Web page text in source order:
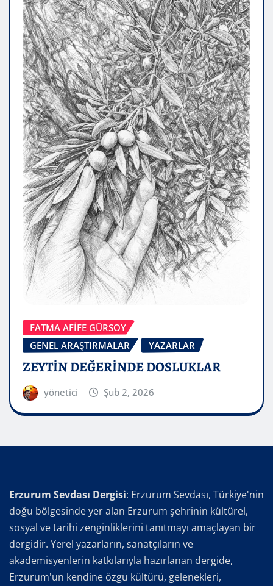
FATMA AFİFE GÜRSOY
GENEL ARAŞTIRMALAR
YAZARLAR
ZEYTİN DEĞERİNDE DOSLUKLAR
yönetici Şub 2, 2026
Erzurum Sevdası Dergisi: Erzurum Sevdası, Türkiye'nin
doğu bölgesinde yer alan Erzurum şehrinin kültürel,
sosyal ve tarihi zenginliklerini tanıtmayı amaçlayan bir
dergidir. Yerel yazarların, sanatçıların ve
akademisyenlerin katkılarıyla hazırlanan dergide,
Erzurum'un kendine özgü kültürü, gelenekleri,